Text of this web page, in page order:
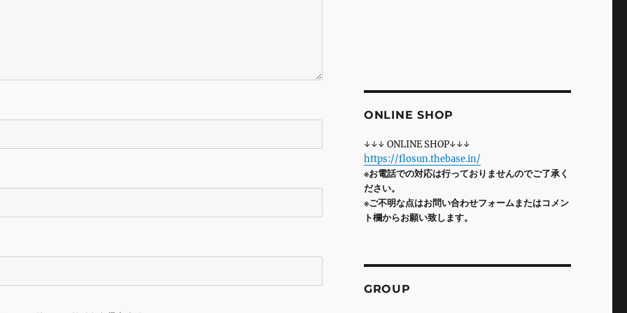
ONLINE SHOP
↓↓↓ ONLINE SHOP↓↓↓
https://flosun.thebase.in/
※お電話での対応は行っておりませんのでご了承く
ださい。
※ご不明な点はお問い合わせフォームまたはコメン
ト欄からお願い致します。
GROUP